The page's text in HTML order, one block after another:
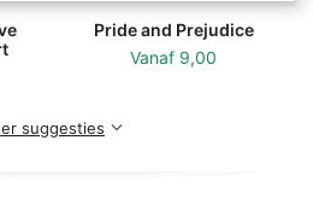
Pride and Prejudice
Vanaf 9,00
suggesties